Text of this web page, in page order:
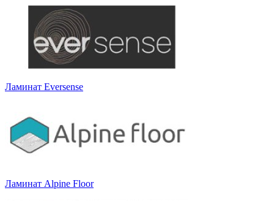
Ламинат Eversense
Ламинат Alpine Floor